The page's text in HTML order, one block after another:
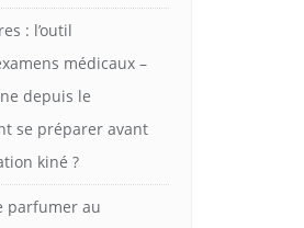
: l’outil
médicaux –
depuis le
se préparer avant
kiné ?
parfumer au